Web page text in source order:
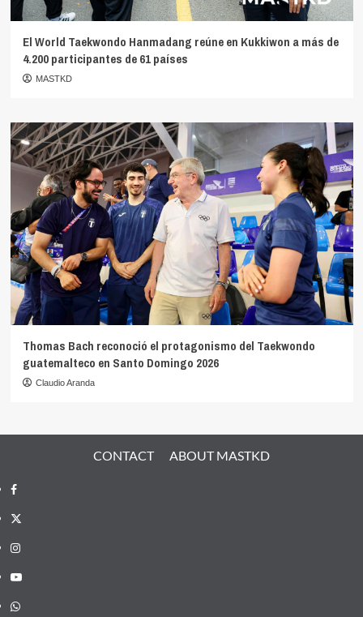
El World Taekwondo Hanmadang reúne en Kukkiwon a más de
4.200 participantes de 61 países
MASTKD
Thomas Bach reconoció el protagonismo del Taekwondo
guatemalteco en Santo Domingo 2026
Claudio Aranda
CONTACT ABOUT MASTKD
Facebook
X
Instagram
YouTube
Whatsapp